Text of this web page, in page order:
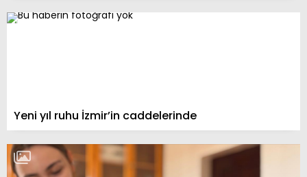
Yeni yıl ruhu İzmir’in caddelerinde